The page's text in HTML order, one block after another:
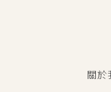
關於